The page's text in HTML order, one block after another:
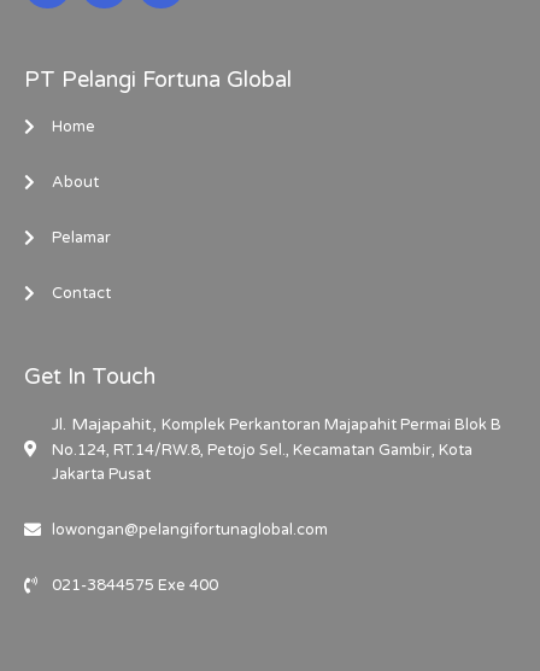
PT Pelangi Fortuna Global
Home
About
Pelamar
Contact
Get In Touch
Jl. Majapahit, Komplek Perkantoran Majapahit Permai Blok B
No.124, RT.14/RW.8, Petojo Sel., Kecamatan Gambir, Kota
Jakarta Pusat
lowongan@pelangifortunaglobal.com
021-3844575 Exe 400